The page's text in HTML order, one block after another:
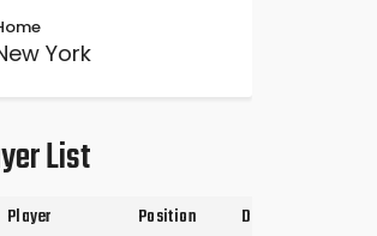
York
List
Player Position Date of Birth